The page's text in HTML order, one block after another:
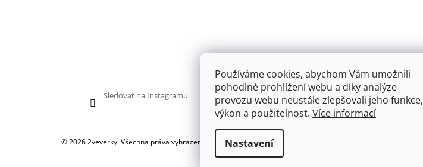
Používáme cookies, abychom Vám umožnili
pohodlné prohlížení webu a díky analýze
provozu webu neustále zlepšovali jeho funkce,
výkon a použitelnost. Více informací
Nastavení
Sledovat na Instagramu
© 2026 2veverky. Všechna práva vyhrazena.